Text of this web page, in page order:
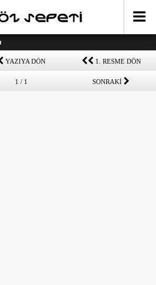
YAZIYA DÖN 1. RESME DÖN
1 / 1 SONRAKİ